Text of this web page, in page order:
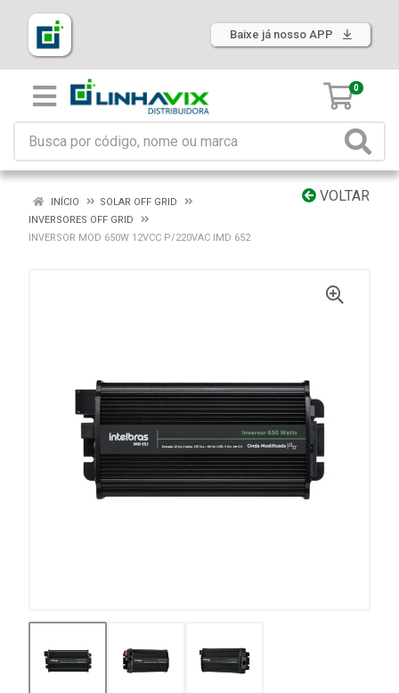
Baixe já nosso APP
0
VOLTAR
INÍCIO
SOLAR OFF GRID
INVERSORES OFF GRID
INVERSOR MOD 650W 12VCC P/220VAC IMD 652